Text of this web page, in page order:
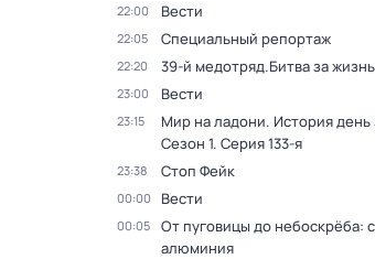
22:00 Вести
22:05 Специальный репортаж
22:20 39-й медотряд.Битва за жизнь
23:00 Вести
23:15 Мир на ладони. История день
Сезон 1. Серия 133-я
23:38 Стоп Фейк
00:00 Вести
00:05
От пуговицы до небоскрёба:
алюминия